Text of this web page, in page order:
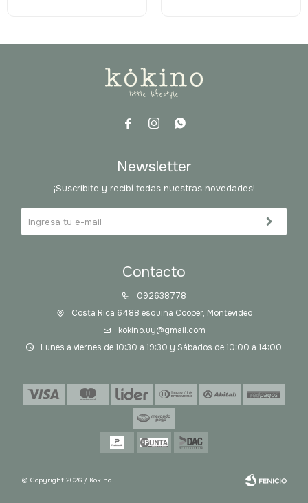
  
Contacto
092638778
Costa Rica 6488 esquina Cooper, Montevideo
kokino.uy@gmail.com
Lunes a viernes de 10:30 a 19:30 y Sábados de 10:00 a 14:00
Newsletter
¡Suscribite y recibí todas nuestras novedades!
© Copyright 2026 / Kokino